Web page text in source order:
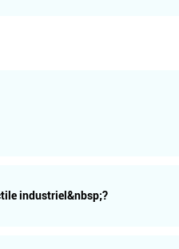
industriel&nbsp;?